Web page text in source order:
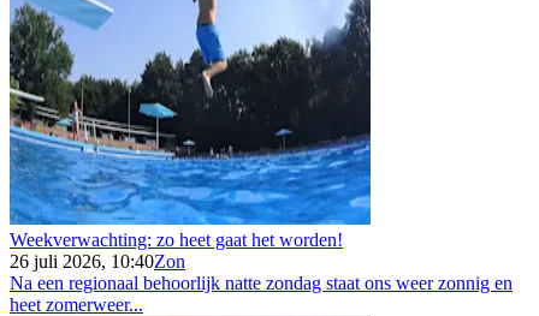
Weekverwachting: zo heet gaat het worden!
26 juli 2026, 10:40Zon
Na een regionaal behoorlijk natte zondag staat ons weer zonnig en
heet zomerweer...